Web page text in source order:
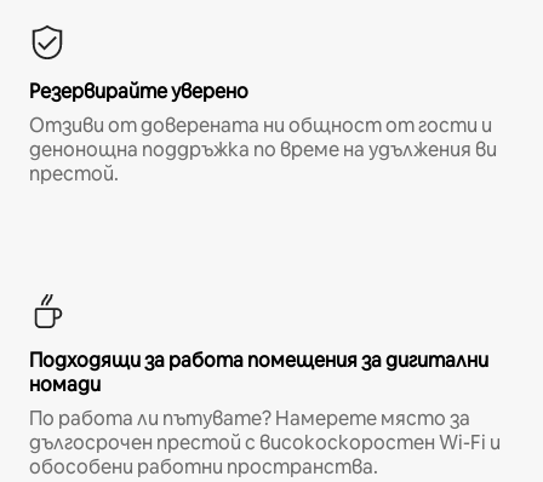
Резервирайте уверено
Отзиви от доверената ни общност от гости и
денонощна поддръжка по време на удължения ви
престой.
Подходящи за работа помещения за дигитални
номади
По работа ли пътувате? Намерете място за
дългосрочен престой с високоскоростен Wi-Fi и
обособени работни пространства.